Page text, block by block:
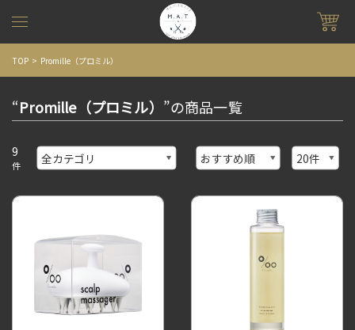
TOP Promille（プロミル）
“Promille（プロミル） ”の商品一覧
9
件